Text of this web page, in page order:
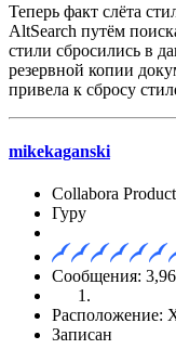
Теперь факт слёта
AltSearch путём
стили сбросились в
резервной копии
привела к сбросу
mikekaganski
Collabora
Гуру
Сообщения:
Расположение:
Записан